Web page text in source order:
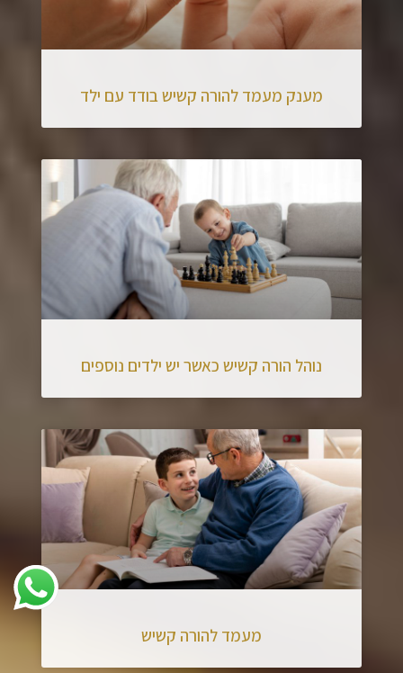
מענק מעמד להורה קשיש בודד עם ילד
נוהל הורה קשיש כאשר יש ילדים נוספים
מעמד להורה קשיש